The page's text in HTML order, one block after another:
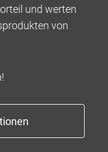
Innovationskraft
sodass wir
am Puls der Zeit
und werten
von